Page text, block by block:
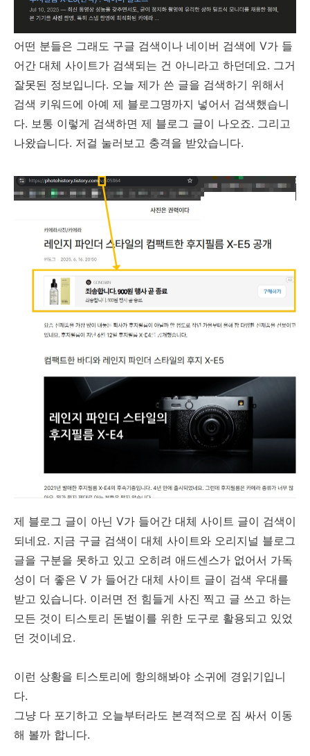
어떤 분들은 그래도 구글 검색이나 네이버 검색에 V가 들
어간 대체 사이트가 검색되는 건 아니라고 하던데요. 그거
잘못된 정보입니다. 오늘 제가 쓴 글을 검색하기 위해서
검색 키워드에 아예 제 블로그명까지 넣어서 검색했습니
다. 보통 이렇게 검색하면 제 블로그 글이 나오죠. 그리고
나왔습니다. 저걸 눌러보고 충격을 받았습니다.
제 블로그 글이 아닌 V가 들어간 대체 사이트 글이 검색이
되네요. 지금 구글 검색이 대체 사이트와 오리지널 블로그
글을 구분을 못하고 있고 오히려 애드센스가 없어서 가독
성이 더 좋은 V 가 들어간 대체 사이트 글이 검색 우대를
받고 있습니다. 이러면 전 힘들게 사진 찍고 글 쓰고 하는
모든 것이 티스토리 돈벌이를 위한 도구로 활용되고 있었
던 것이네요.
이런 상황을 티스토리에 항의해봐야 소귀에 경읽기입니
다.
그냥 다 포기하고 오늘부터라도 본격적으로 짐 싸서 이동
해 볼까 합니다.